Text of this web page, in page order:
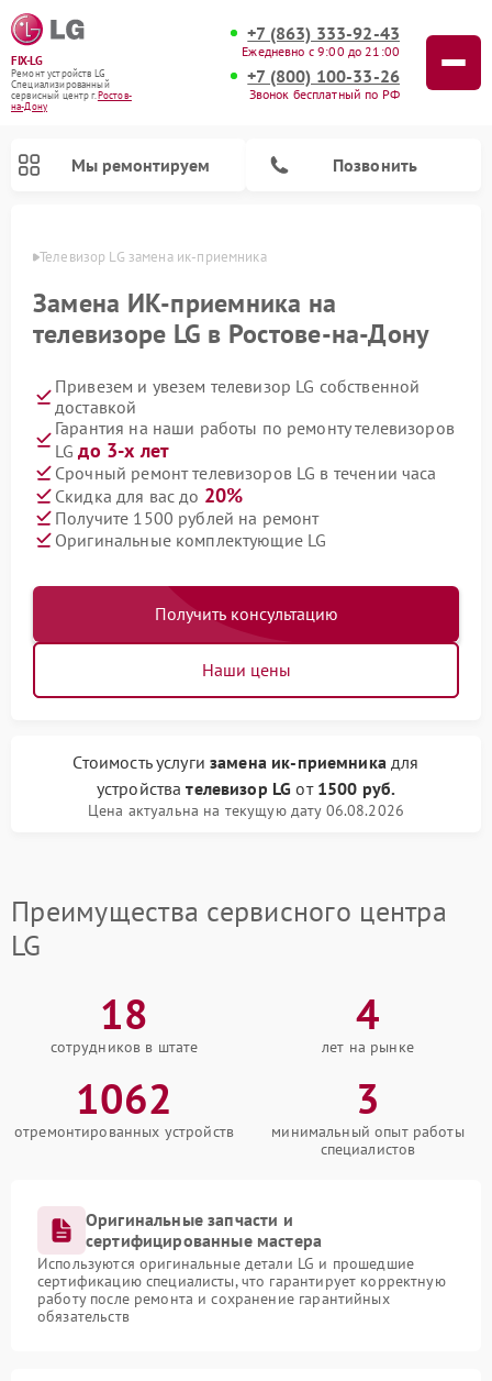
FIX-LG
Ремонт устройств LG
Специализированный
cервисный центр г.Ростов-
на-Дону
+7 (863) 333-92-43
Ежедневно с 9:00 до 21:00
+7 (800) 100-33-26
Звонок бесплатный по РФ
Мы ремонтируем Позвонить
Телевизор LG замена ик-приемника
Замена ИК-приемника на
телевизоре LG в Ростове-на-Дону
Привезем и увезем телевизор LG собственной
доставкой
Гарантия на наши работы по ремонту телевизоров
LGдо 3-х лет
Срочный ремонт телевизоров LG в течении часа
Скидка для вас до 20%
Получите 1500 рублей на ремонт
Оригинальные комплектующие LG
Получить консультацию
Наши цены
Стоимость услугизамена ик-приемникадля
устройствателевизор LG от 1500 руб.
Цена актуальна на текущую дату 06.08.2026
Преимущества сервисного центра
LG
18
сотрудников в штате
4
лет на рынке
1062
отремонтированных устройств
3
минимальный опыт работы
специалистов
Оригинальные запчасти и
сертифицированные мастера
Используются оригинальные детали LG и прошедшие
сертификацию специалисты, что гарантирует корректную
работу после ремонта и сохранение гарантийных
обязательств